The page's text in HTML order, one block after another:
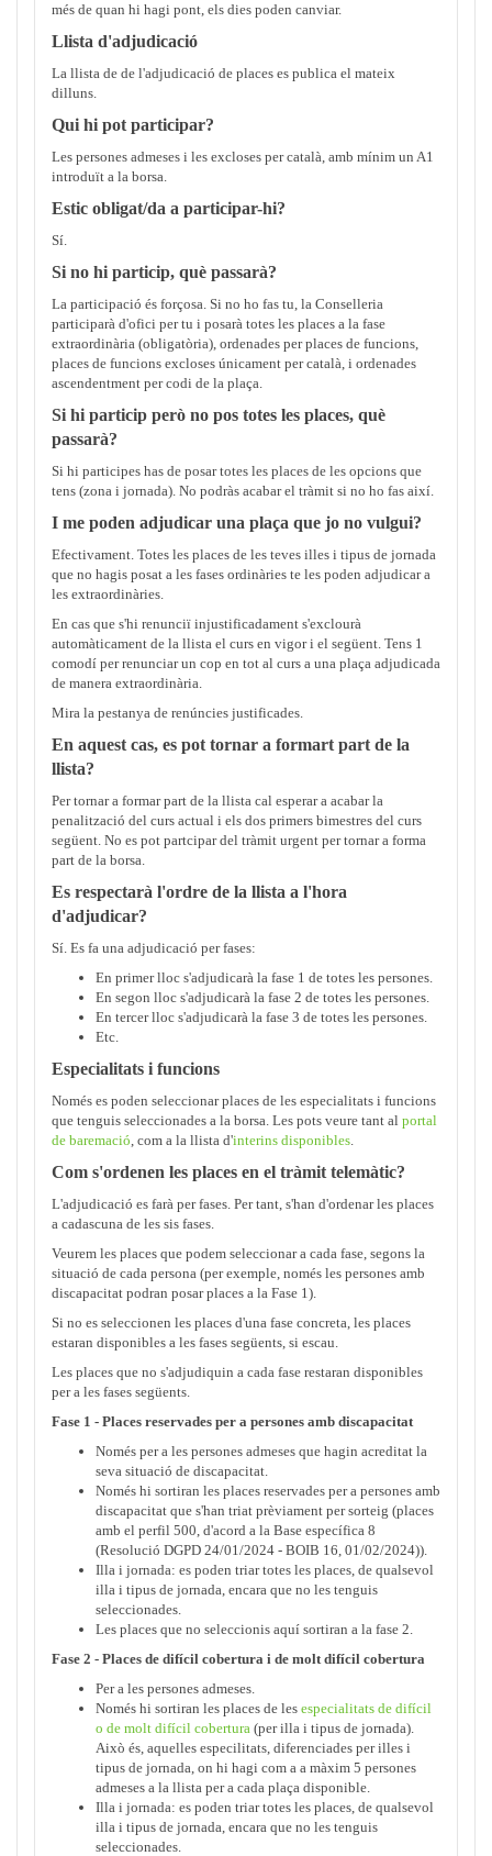
més de quan hi hagi pont, els dies poden canviar.
Llista d'adjudicació
La llista de de l'adjudicació de places es publica el mateix
dilluns.
Qui hi pot participar?
Les persones admeses i les excloses per català, amb mínim un A1
introduït a la borsa.
Estic obligat/da a participar-hi?
Sí.
Si no hi particip, què passarà?
La participació és forçosa. Si no ho fas tu, la Conselleria
participarà d'ofici per tu i posarà totes les places a la fase
extraordinària (obligatòria), ordenades per places de funcions,
places de funcions excloses únicament per català, i ordenades
ascendentment per codi de la plaça.
Si hi particip però no pos totes les places, què
passarà?
Si hi participes has de posar totes les places de les opcions que
tens (zona i jornada). No podràs acabar el tràmit si no ho fas així.
I me poden adjudicar una plaça que jo no vulgui?
Efectivament. Totes les places de les teves illes i tipus de jornada
que no hagis posat a les fases ordinàries te les poden adjudicar a
les extraordinàries.
En cas que s'hi renunciï injustificadament s'exclourà
automàticament de la llista el curs en vigor i el següent. Tens 1
comodí per renunciar un cop en tot al curs a una plaça adjudicada
de manera extraordinària.
Mira la pestanya de renúncies justificades.
En aquest cas, es pot tornar a formart part de la
llista?
Per tornar a formar part de la llista cal esperar a acabar la
penalització del curs actual i els dos primers bimestres del curs
següent. No es pot partcipar del tràmit urgent per tornar a forma
part de la borsa.
Es respectarà l'ordre de la llista a l'hora
d'adjudicar?
Sí. Es fa una adjudicació per fases:
En primer lloc s'adjudicarà la fase 1 de totes les persones.
En segon lloc s'adjudicarà la fase 2 de totes les persones.
En tercer lloc s'adjudicarà la fase 3 de totes les persones.
Etc.
Especialitats i funcions
Només es poden seleccionar places de les especialitats i funcions
que tenguis seleccionades a la borsa. Les pots veure tant al portal
de baremació, com a la llista d'interins disponibles.
Com s'ordenen les places en el tràmit telemàtic?
L'adjudicació es farà per fases. Per tant, s'han d'ordenar les places
a cadascuna de les sis fases.
Veurem les places que podem seleccionar a cada fase, segons la
situació de cada persona (per exemple, només les persones amb
discapacitat podran posar places a la Fase 1).
Si no es seleccionen les places d'una fase concreta, les places
estaran disponibles a les fases següents, si escau.
Les places que no s'adjudiquin a cada fase restaran disponibles
per a les fases següents.
Fase 1 - Places reservades per a persones amb discapacitat
Només per a les persones admeses que hagin acreditat la
seva situació de discapacitat.
Només hi sortiran les places reservades per a persones amb
discapacitat que s'han triat prèviament per sorteig (places
amb el perfil 500, d'acord a la Base específica 8
(Resolució DGPD 24/01/2024 - BOIB 16, 01/02/2024)).
Illa i jornada: es poden triar totes les places, de qualsevol
illa i tipus de jornada, encara que no les tenguis
seleccionades.
Les places que no seleccionis aquí sortiran a la fase 2.
Fase 2 - Places de difícil cobertura i de molt difícil cobertura
Per a les persones admeses.
Només hi sortiran les places de les especialitats de difícil
o de molt difícil cobertura (per illa i tipus de jornada).
Això és, aquelles especilitats, diferenciades per illes i
tipus de jornada, on hi hagi com a a màxim 5 persones
admeses a la llista per a cada plaça disponible.
Illa i jornada: es poden triar totes les places, de qualsevol
illa i tipus de jornada, encara que no les tenguis
seleccionades.